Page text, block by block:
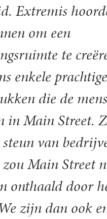
Extremis
om een
te
enkele prachtige
die de
in Main Street.
van
Main Street
onthaald door
zijn dan ook